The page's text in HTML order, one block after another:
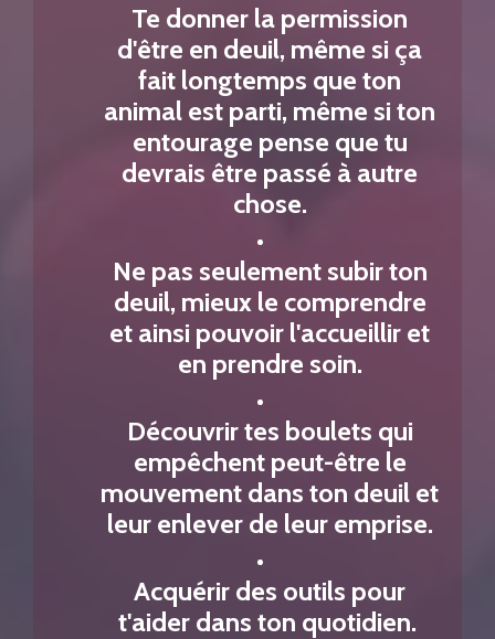
Te donner la permission
d'être en deuil, même si ça
fait longtemps que ton
animal est parti, même si ton
entourage pense que tu
devrais être passé à autre
chose.
Ne pas seulement subir ton
deuil, mieux le comprendre
et ainsi pouvoir l'accueillir et
en prendre soin.
Découvrir tes boulets qui
empêchent peut-être le
mouvement dans ton deuil et
leur enlever de leur emprise.
Acquérir des outils pour
t'aider dans ton quotidien.